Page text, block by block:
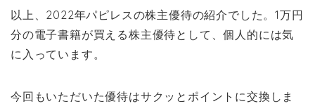
以上、2022年パピレスの株主優待の紹介でした。1万円
分の電子書籍が買える株主優待として、個人的には気
に入っています。
今回もいただいた優待はサクッとポイントに交換しま